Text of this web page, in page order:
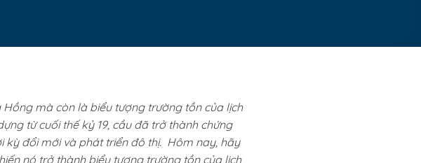
mà còn là biểu tượng trường tồn của lịch
từ cuối thế kỷ 19, cầu đã trở thành chứng
kỳ đổi mới và phát triển đô thị. Hôm nay, hãy
nó trở thành biểu tượng trường tồn của lịch